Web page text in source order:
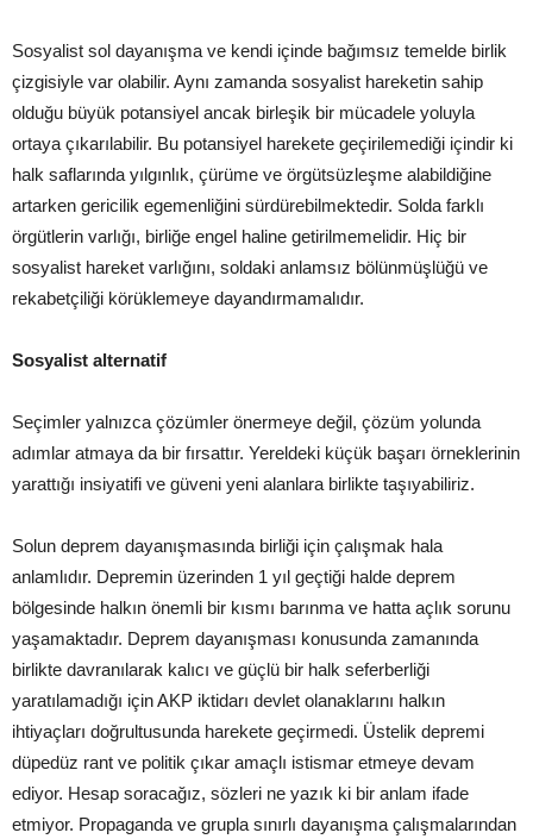
Sosyalist sol dayanışma ve kendi içinde bağımsız temelde birlik
çizgisiyle var olabilir. Aynı zamanda sosyalist hareketin sahip
olduğu büyük potansiyel ancak birleşik bir mücadele yoluyla
ortaya çıkarılabilir. Bu potansiyel harekete geçirilemediği içindir ki
halk saflarında yılgınlık, çürüme ve örgütsüzleşme alabildiğine
artarken gericilik egemenliğini sürdürebilmektedir. Solda farklı
örgütlerin varlığı, birliğe engel haline getirilmemelidir. Hiç bir
sosyalist hareket varlığını, soldaki anlamsız bölünmüşlüğü ve
rekabetçiliği körüklemeye dayandırmamalıdır.
Sosyalist alternatif
Seçimler yalnızca çözümler önermeye değil, çözüm yolunda
adımlar atmaya da bir fırsattır. Yereldeki küçük başarı örneklerinin
yarattığı insiyatifi ve güveni yeni alanlara birlikte taşıyabiliriz.
Solun deprem dayanışmasında birliği için çalışmak hala
anlamlıdır. Depremin üzerinden 1 yıl geçtiği halde deprem
bölgesinde halkın önemli bir kısmı barınma ve hatta açlık sorunu
yaşamaktadır. Deprem dayanışması konusunda zamanında
birlikte davranılarak kalıcı ve güçlü bir halk seferberliği
yaratılamadığı için AKP iktidarı devlet olanaklarını halkın
ihtiyaçları doğrultusunda harekete geçirmedi. Üstelik depremi
düpedüz rant ve politik çıkar amaçlı istismar etmeye devam
ediyor. Hesap soracağız, sözleri ne yazık ki bir anlam ifade
etmiyor. Propaganda ve grupla sınırlı dayanışma çalışmalarından